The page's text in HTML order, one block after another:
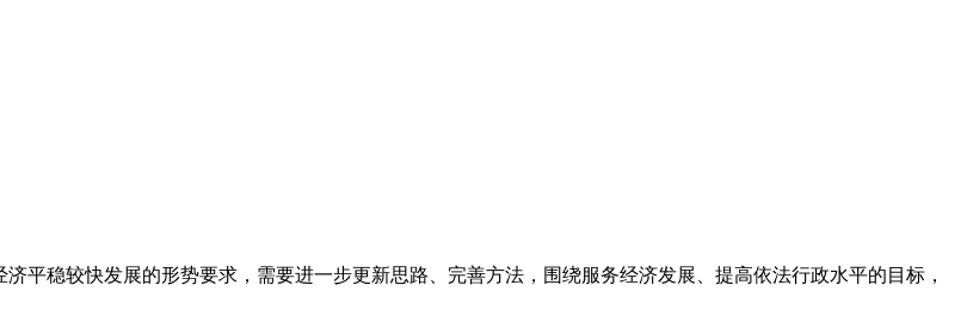
平稳较快发展的形势要求，需要进一步更新思路、完善方法，围绕服务经济发展、提高依法行政水平的目标，